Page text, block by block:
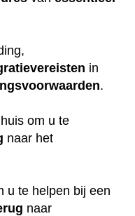
in
.
om u te
naar het
u te helpen bij een
naar